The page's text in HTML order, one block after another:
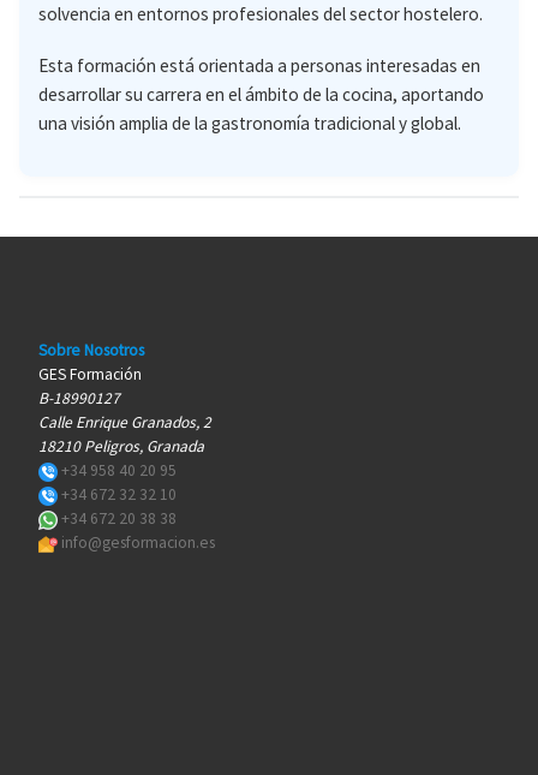
solvencia en entornos profesionales del sector hostelero.
Esta formación está orientada a personas interesadas en
desarrollar su carrera en el ámbito de la cocina, aportando
una visión amplia de la gastronomía tradicional y global.
Sobre Nosotros
GES Formación
B-18990127
Calle Enrique Granados, 2
18210 Peligros, Granada
+34 958 40 20 95
+34 672 32 32 10
+34 672 20 38 38
info@gesformacion.es